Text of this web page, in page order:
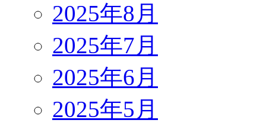
2025年8月
2025年7月
2025年6月
2025年5月